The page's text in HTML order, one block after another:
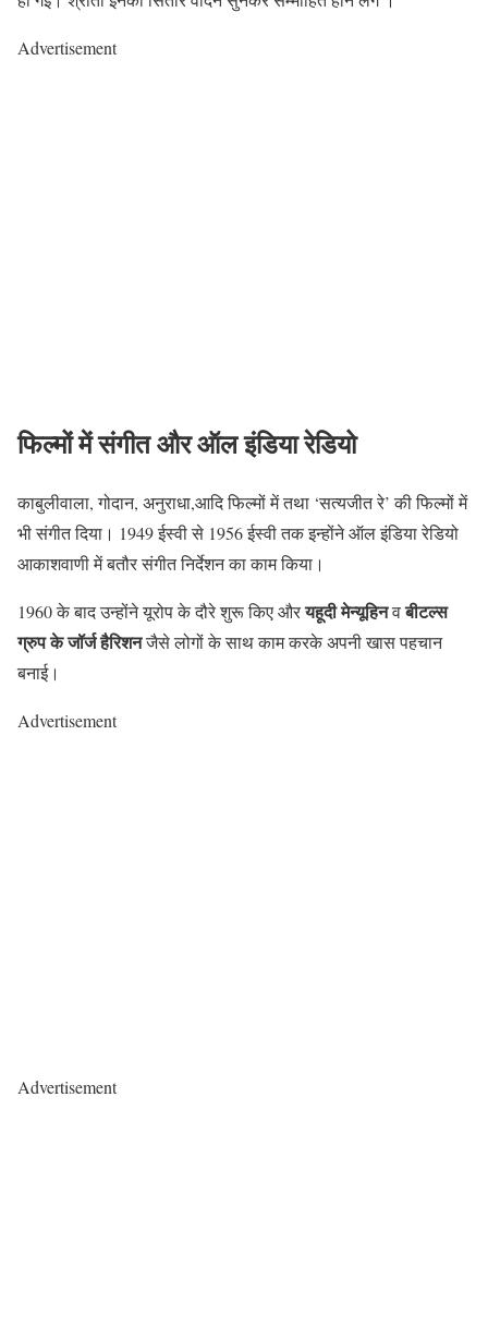
Advertisement
फिल्मों में संगीत और ऑल इंडिया रेडियो
काबुलीवाला, गोदान, अनुराधा,आदि फिल्मों में तथा ‘सत्यजीत रे’ की फिल्मों में
भी संगीत दिया। 1949 ईस्वी से 1956 ईस्वी तक इन्होंने ऑल इंडिया रेडियो
आकाशवाणी में बतौर संगीत निर्देशन का काम किया।
1960 के बाद उन्होंने यूरोप के दौरे शुरू किए औरयहूदी मेन्यूहिनवबीटल्स
ग्रुप के जॉर्ज हैरिशनजैसे लोगों के साथ काम करके अपनी खास पहचान
बनाई।
Advertisement
Advertisement